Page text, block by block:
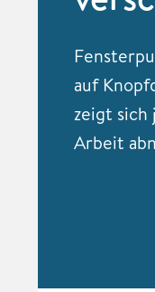
auf
zeigt sich
Arbeit